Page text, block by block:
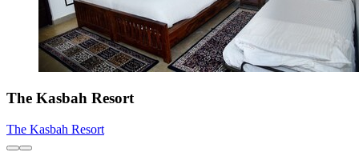
The Kasbah Resort
The Kasbah Resort